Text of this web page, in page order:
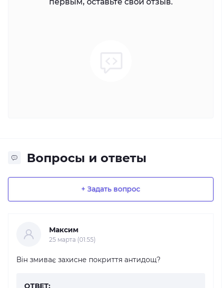
Вопросы и ответы
+ Задать вопрос
Максим
25 марта (01:55)
Він змиває захисне покриття антидощ?
ОТВЕТ: